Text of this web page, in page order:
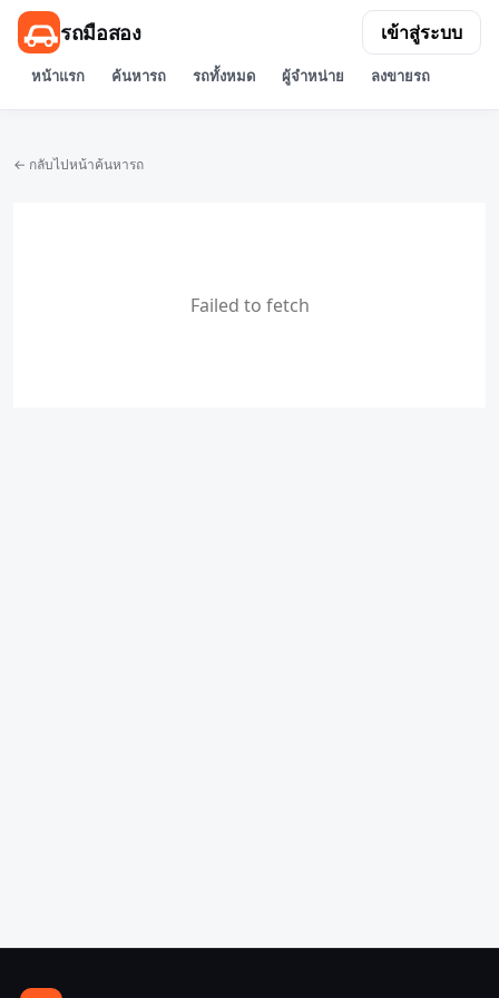
รถมือสอง
หน้าแรก ค้นหารถ รถทั้งหมด ผู้จำหน่าย ลงขายรถ
เข้าสู่ระบบ
← กลับไปหน้าค้นหารถ
Failed to fetch